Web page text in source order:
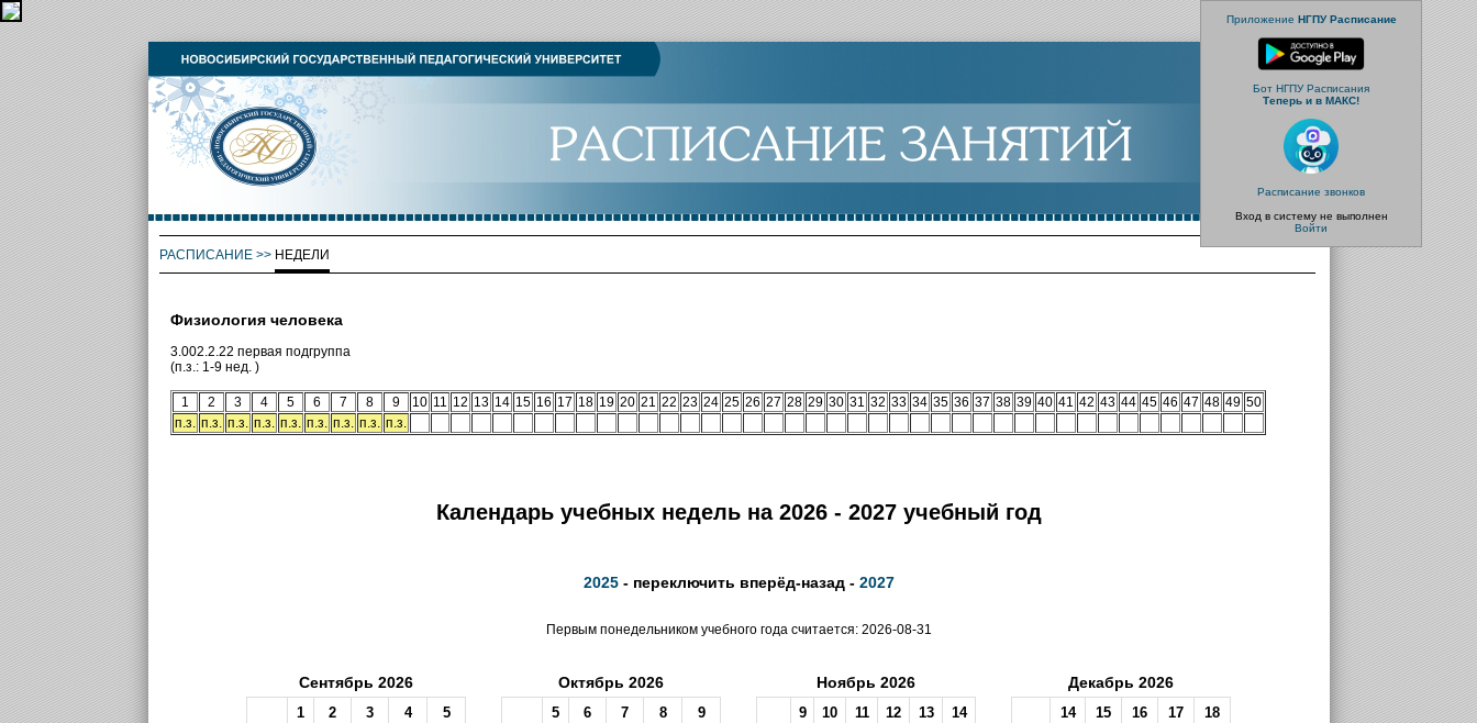
Приложение НГПУ Расписание
Бот НГПУ Расписания
Теперь и в МАКС!
Расписание звонков
Вход в систему не выполнен
Войти
РАСПИСАНИЕ>> НЕДЕЛИ
Физиология человека
3.002.2.22 первая подгруппа
(п.з.: 1-9 нед. )
1 2 3 4 5 6 7 8 9 10 11 12 13 14 15 16 17 18 19 20 21 22 23 24 25 26 27 28 29 30 31 32 33 34 35 36 37 38 39 40 41 42 43 44 45 46 47 48 49 50
п.з. п.з. п.з. п.з. п.з. п.з. п.з. п.з. п.з.
Календарь учебных недель на 2026 - 2027 учебный год
2025- переключить вперёд-назад - 2027
Первым понедельником учебного года считается: 2026-08-31
Сентябрь 2026
1 2 3 4
5
Октябрь 2026
5 6 7 8
9
Ноябрь 2026
9 10 11 12 13
14
Декабрь 2026
14 15 16 17
18